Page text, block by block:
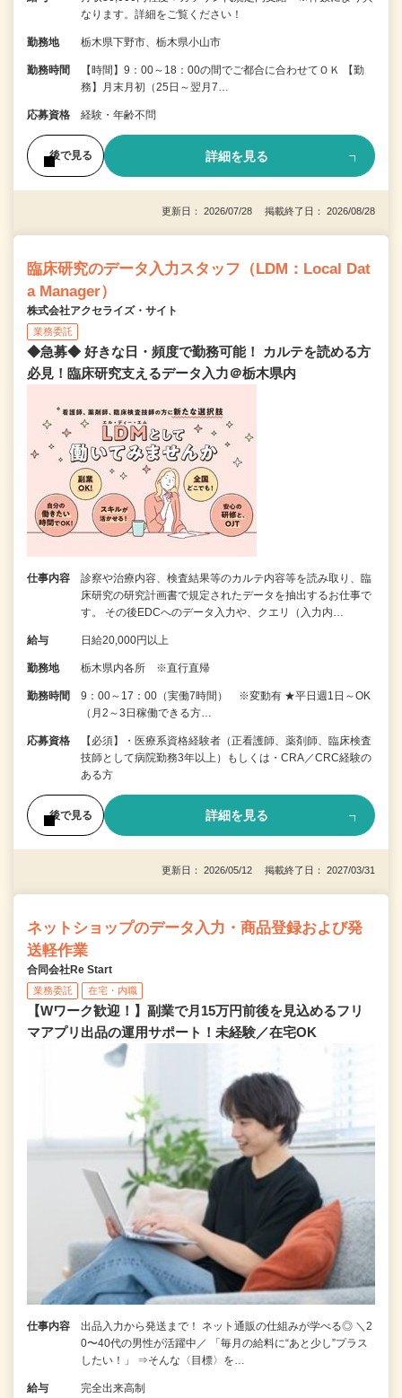
なります。詳細をご覧ください！
勤務地 栃木県下野市、栃木県小山市
勤務時間
【時間】9：00～18：00の間でご都合に合わせてＯＫ 【勤
務】月末月初（25日～翌月7…
応募資格 経験・年齢不問
後で見る 詳細を見る
更新日： 2026/07/28 掲載終了日： 2026/08/28
臨床研究のデータ入力スタッフ（LDM：Local Dat
a Manager）
株式会社アクセライズ・サイト
業務委託
◆急募◆ 好きな日・頻度で勤務可能！ カルテを読める方
必見！臨床研究支えるデータ入力＠栃木県内
仕事内容
診察や治療内容、検査結果等のカルテ内容等を読み取り、臨
床研究の研究計画書で規定されたデータを抽出するお仕事で
す。 その後EDCへのデータ入力や、クエリ（入力内…
給与 日給20,000円以上
勤務地 栃木県内各所 ※直行直帰
勤務時間
9：00～17：00（実働7時間） ※変動有 ★平日週1日～OK
（月2～3日稼働できる方…
応募資格
【必須】・医療系資格経験者（正看護師、薬剤師、臨床検査
技師として病院勤務3年以上）もしくは・CRA／CRC経験の
ある方
後で見る 詳細を見る
更新日： 2026/05/12 掲載終了日： 2027/03/31
ネットショップのデータ入力・商品登録および発
送軽作業
合同会社Re Start
業務委託 在宅・内職
【Wワーク歓迎！】副業で月15万円前後を見込めるフリ
マアプリ出品の運用サポート！未経験／在宅OK
仕事内容
出品入力から発送まで！ ネット通販の仕組みが学べる◎ ＼2
0〜40代の男性が活躍中／ 「毎月の給料に“あと少し”プラス
したい！」 ⇒そんな〈目標〉を…
給与 完全出来高制